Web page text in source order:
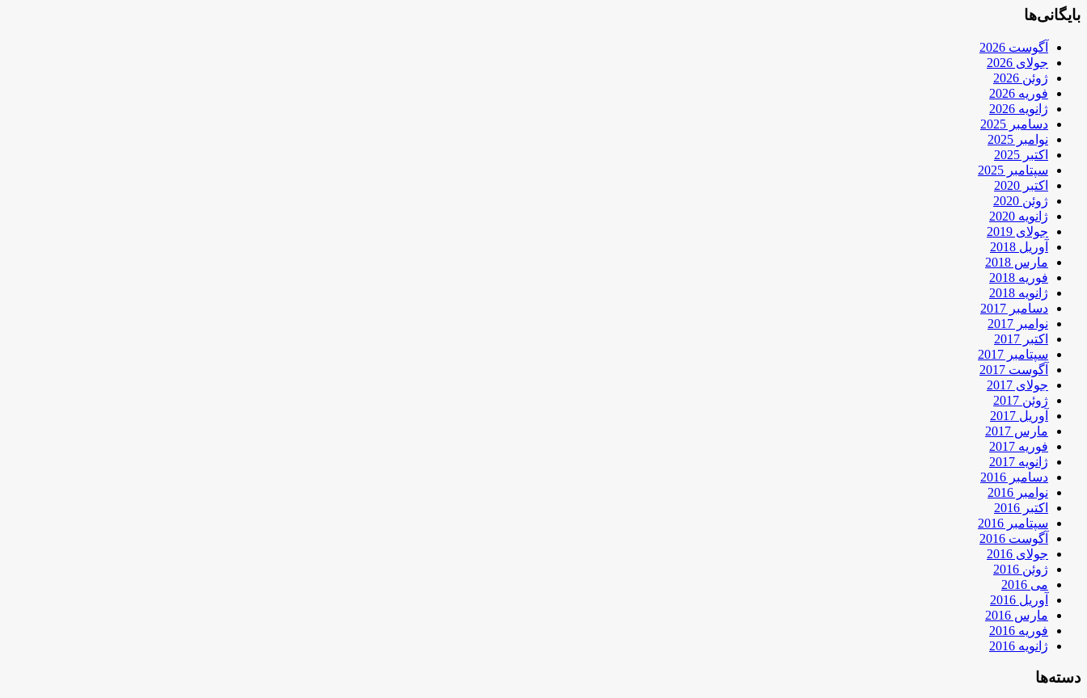
بایگانی‌ها
آگوست 2026
جولای 2026
ژوئن 2026
فوریه 2026
ژانویه 2026
دسامبر 2025
نوامبر 2025
اکتبر 2025
سپتامبر 2025
اکتبر 2020
ژوئن 2020
ژانویه 2020
جولای 2019
آوریل 2018
مارس 2018
فوریه 2018
ژانویه 2018
دسامبر 2017
نوامبر 2017
اکتبر 2017
سپتامبر 2017
آگوست 2017
جولای 2017
ژوئن 2017
آوریل 2017
مارس 2017
فوریه 2017
ژانویه 2017
دسامبر 2016
نوامبر 2016
اکتبر 2016
سپتامبر 2016
آگوست 2016
جولای 2016
ژوئن 2016
می 2016
آوریل 2016
مارس 2016
فوریه 2016
ژانویه 2016
دسته‌ها